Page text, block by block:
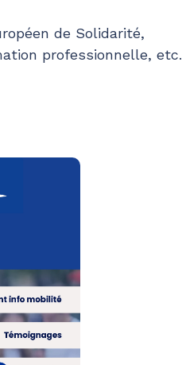
de Solidarité,
professionnelle, etc.